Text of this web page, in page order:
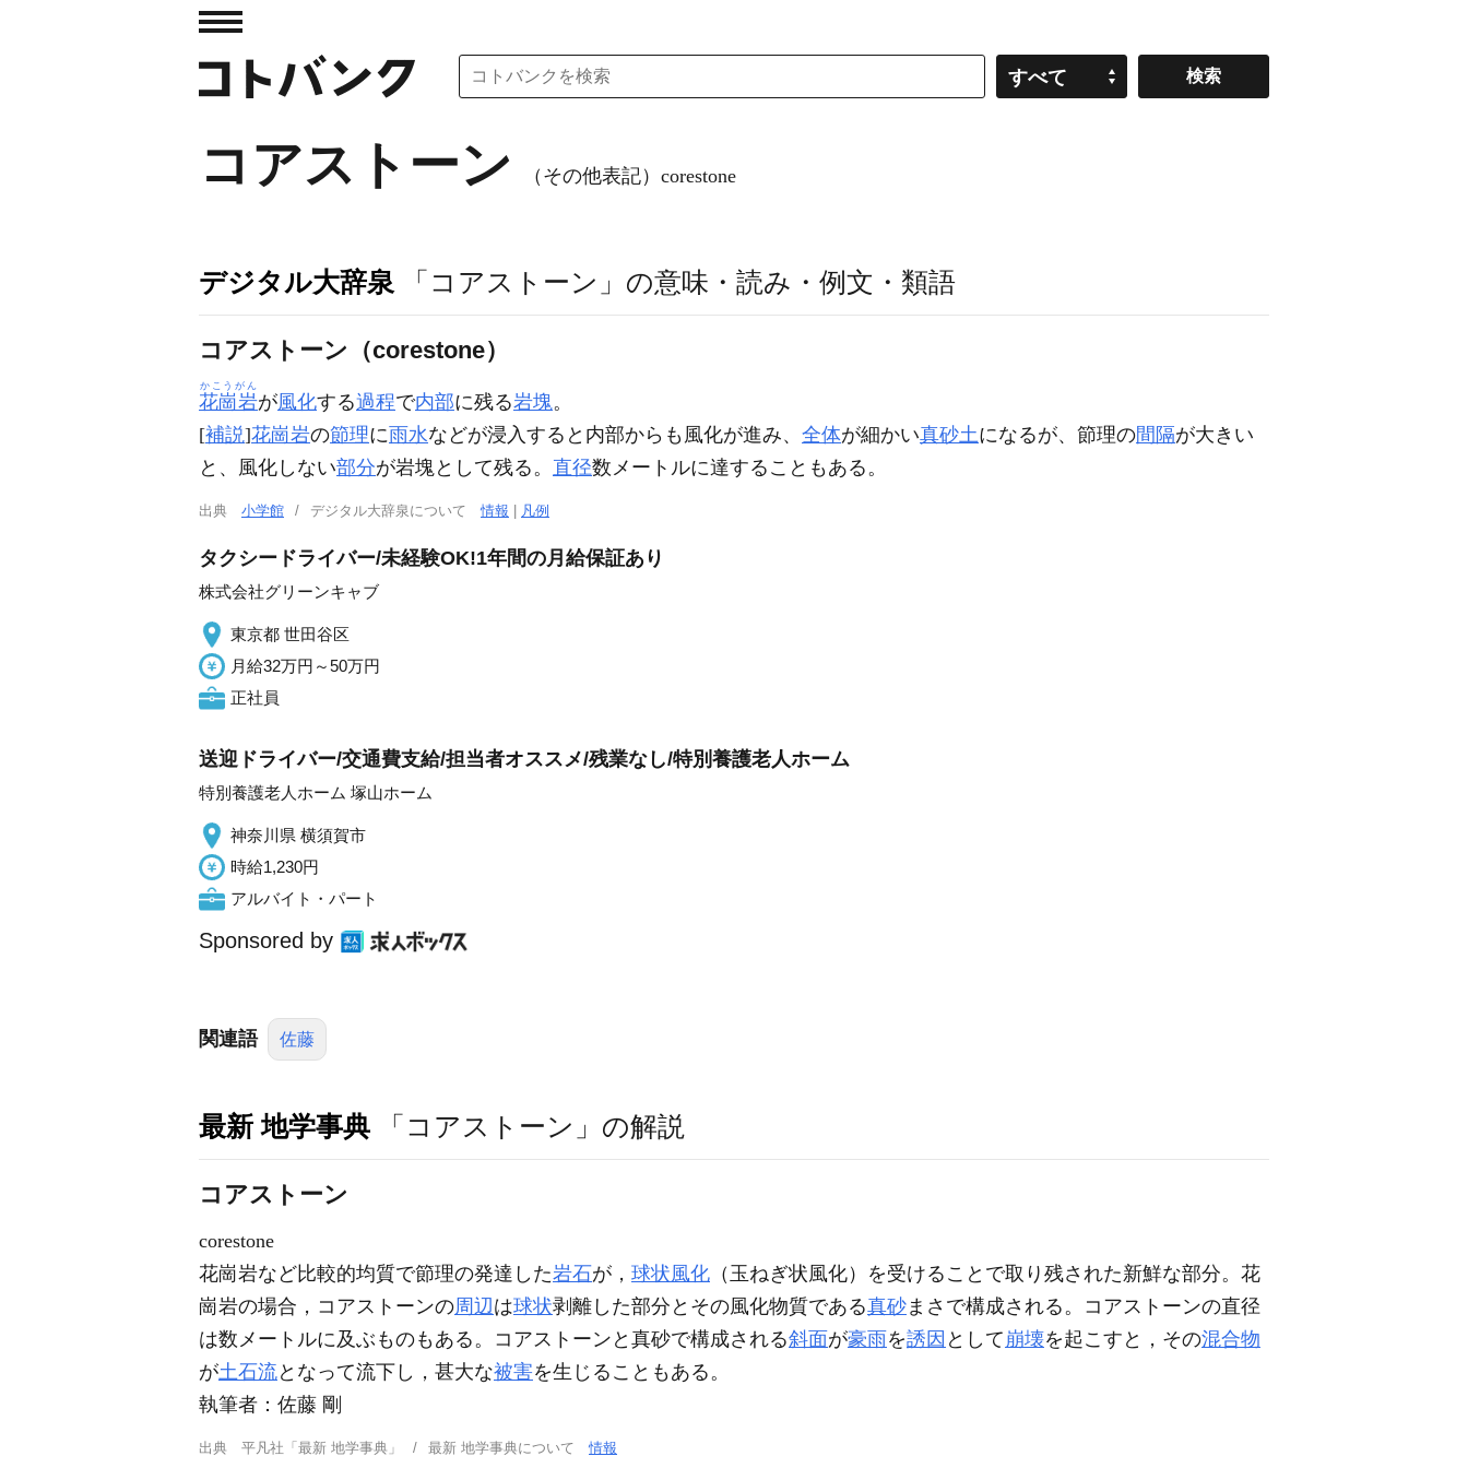
すべて
コアストーン （その他表記）corestone
デジタル大辞泉 「コアストーン」の意味・読み・例文・類語
コアストーン（corestone）
花崗岩
かこうがん
が風化する過程で内部に残る岩塊。
[補説]花崗岩の節理に雨水などが浸入すると内部からも風化が進み、 全体が細かい真砂土になるが、節理の間隔が大きい
と、風化しない部分が岩塊として残る。 直径数メートルに達することもある。
出典 小学館 デジタル大辞泉について情報 凡例
タクシードライバー/未経験OK!1年間の月給保証あり
株式会社グリーンキャブ
東京都 世田谷区
月給32万円～50万円
正社員
送迎ドライバー/交通費支給/担当者オススメ/残業なし/特別養護老人ホーム
特別養護老人ホーム 塚山ホーム
神奈川県 横須賀市
時給1,230円
アルバイト・パート
Sponsored by
関連語 佐藤
最新 地学事典 「コアストーン」の解説
コアストーン
corestone
花崗岩など比較的均質で節理の発達した岩石が， 球状風化 （玉ねぎ状風化）を受けることで取り残された新鮮な部分。花
崗岩の場合，コアストーンの周辺は球状剥離した部分とその風化物質である真砂まさ で構成される。コアストーンの直径
は数メートルに及ぶものもある。コアストーンと真砂で構成される斜面が豪雨を誘因 として 崩壊を起こすと，その混合物
が土石流となって流下し，甚大な被害を生じることもある。
執筆者： 佐藤 剛
出典 平凡社「最新 地学事典」 最新 地学事典について情報